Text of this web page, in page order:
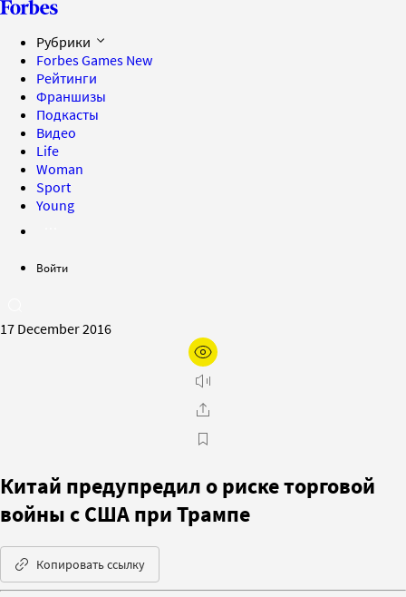
Рубрики
Forbes Games New
Рейтинги
Франшизы
Подкасты
Видео
Life
Woman
Sport
Young
Войти
17 December 2016
Китай предупредил о риске торговой
войны с США при Трампе
Копировать ссылку